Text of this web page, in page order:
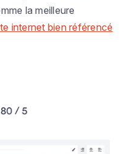
la meilleure
internet bien référencé